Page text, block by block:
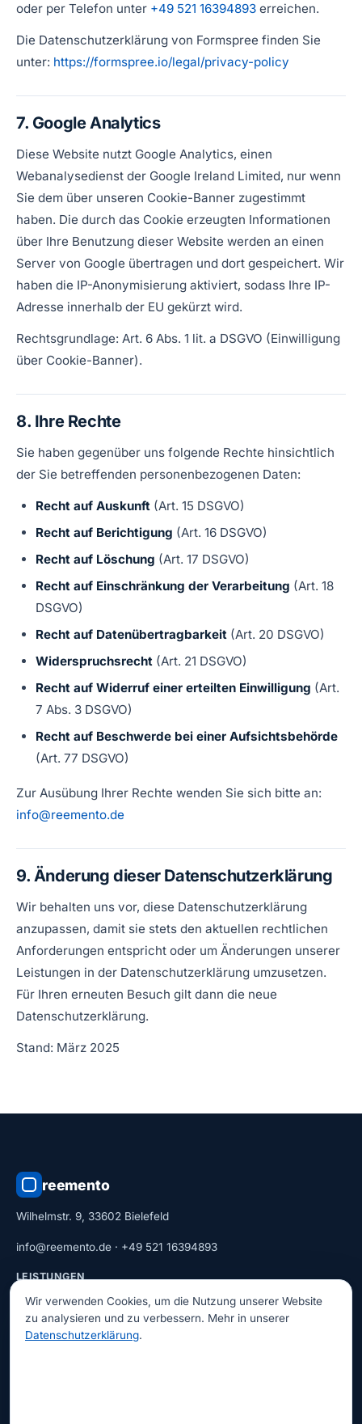
oder per Telefon unter +49 521 16394893 erreichen.
Die Datenschutzerklärung von Formspree finden Sie
unter: https://formspree.io/legal/privacy-policy
7. Google Analytics
Diese Website nutzt Google Analytics, einen
Webanalysedienst der Google Ireland Limited, nur wenn
Sie dem über unseren Cookie-Banner zugestimmt
haben. Die durch das Cookie erzeugten Informationen
über Ihre Benutzung dieser Website werden an einen
Server von Google übertragen und dort gespeichert. Wir
haben die IP-Anonymisierung aktiviert, sodass Ihre IP-
Adresse innerhalb der EU gekürzt wird.
Rechtsgrundlage: Art. 6 Abs. 1 lit. a DSGVO (Einwilligung
über Cookie-Banner).
8. Ihre Rechte
Sie haben gegenüber uns folgende Rechte hinsichtlich
der Sie betreffenden personenbezogenen Daten:
Recht auf Auskunft (Art. 15 DSGVO)
Recht auf Berichtigung (Art. 16 DSGVO)
Recht auf Löschung (Art. 17 DSGVO)
Recht auf Einschränkung der Verarbeitung (Art. 18
DSGVO)
Recht auf Datenübertragbarkeit (Art. 20 DSGVO)
Widerspruchsrecht (Art. 21 DSGVO)
Recht auf Widerruf einer erteilten Einwilligung (Art.
7 Abs. 3 DSGVO)
Recht auf Beschwerde bei einer Aufsichtsbehörde
(Art. 77 DSGVO)
Zur Ausübung Ihrer Rechte wenden Sie sich bitte an:
info@reemento.de
9. Änderung dieser Datenschutzerklärung
Wir behalten uns vor, diese Datenschutzerklärung
anzupassen, damit sie stets den aktuellen rechtlichen
Anforderungen entspricht oder um Änderungen unserer
Leistungen in der Datenschutzerklärung umzusetzen.
Für Ihren erneuten Besuch gilt dann die neue
Datenschutzerklärung.
Stand: März 2025
reemento
Wilhelmstr. 9, 33602 Bielefeld
info@reemento.de · +49 521 16394893
LEISTUNGEN
Bestandsaufnahme
Wir verwenden Cookies, um die Nutzung unserer Website
zu analysieren und zu verbessern. Mehr in unserer
Datenschutzerklärung.